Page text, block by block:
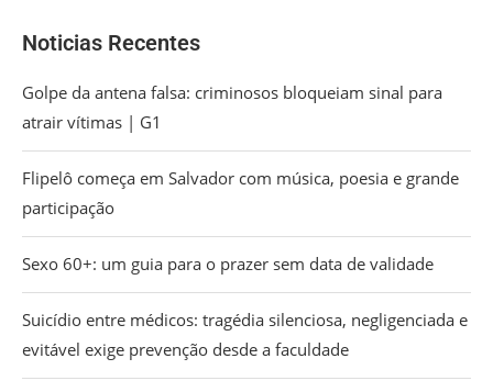
Noticias Recentes
Golpe da antena falsa: criminosos bloqueiam sinal para
atrair vítimas | G1
Flipelô começa em Salvador com música, poesia e grande
participação
Sexo 60+: um guia para o prazer sem data de validade
Suicídio entre médicos: tragédia silenciosa, negligenciada e
evitável exige prevenção desde a faculdade